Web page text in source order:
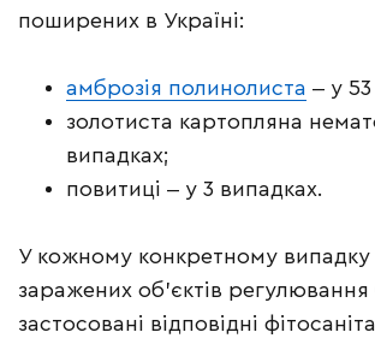
поширених в Україні:
амброзія полинолиста ‒ у
золотиста картопляна
випадках;
повитиці ‒ у 3 випадках.
У кожному конкретному випадку
заражених об’єктів регулювання
застосовані відповідні